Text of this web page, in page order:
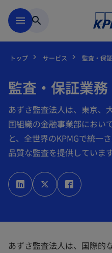
menu search
トップ サービス 監査・保
監査・保証業務
あずさ監査法人は、東京、
国組織の金融事業部におい
と、全世界のKPMGで統一
品質な監査を提供しています
新
し
い
タ
新
し
い
タ
し
い
あずさ監査法人は、国際的